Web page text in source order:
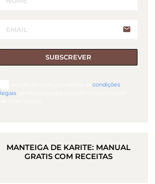
email
SUBSCREVER
condições
legais
MANTEIGA DE KARITE: MANUAL
GRATIS COM RECEITAS